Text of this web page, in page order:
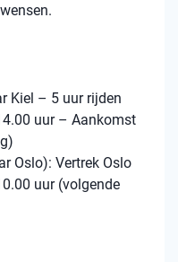
Kiel – 5 uur rijden
uur – Aankomst
Oslo): Vertrek Oslo
uur (volgende